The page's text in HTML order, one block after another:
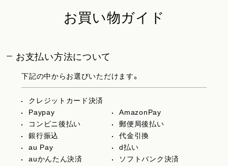
お買い物ガイド
お支払い方法について
下記の中からお選びいただけます。
クレジットカード決済
Paypay
AmazonPay
コンビニ後払い
郵便局後払い
銀行振込
代金引換
au Pay
d払い
auかんたん決済
ソフトバンク決済